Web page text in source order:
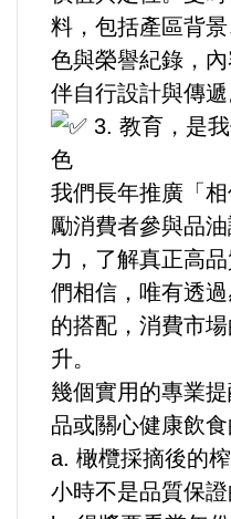
餐飲美食
蔬/素食
法制/司法/監督
防災/救災
考試/監察
國安/國防/外交
自然/地理/景觀/地球
料，包括產區背
色與榮譽紀錄，
伴自行設計與傳遞
3. 教育，是
色
我們長年推廣「
勵消費者參與品
力，了解真正高
們相信，唯有透
的搭配，消費市
升。
幾個實用的專業
品或關心健康飲食
a. 橄欖採摘後的
小時不是品質保證